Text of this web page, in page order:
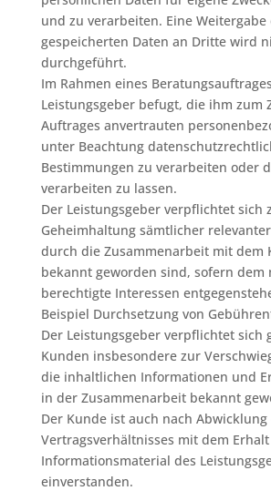
und zu verarbeiten. Eine Weitergabe
gespeicherten Daten an Dritte wird
durchgeführt.
Im Rahmen eines
Leistungsgeber befugt, die ihm zum
Auftrages anvertrauten
unter Beachtung
Bestimmungen zu verarbeiten oder
verarbeiten zu lassen.
Der Leistungsgeber verpflichtet sich
Geheimhaltung sämtlicher
durch die Zusammenarbeit mit dem
bekannt geworden sind, sofern
berechtigte Interessen
Beispiel Durchsetzung von
Der Leistungsgeber verpflichtet sich
Kunden insbesondere zur
die inhaltlichen Informationen und
in der Zusammenarbeit bekannt
Der Kunde ist auch nach Abwicklung
Vertragsverhältnisses mit dem Erhalt
Informationsmaterial des
einverstanden.